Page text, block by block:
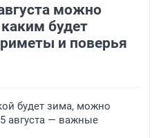
можно
будет
и поверья
будет зима, можно
августа — важные